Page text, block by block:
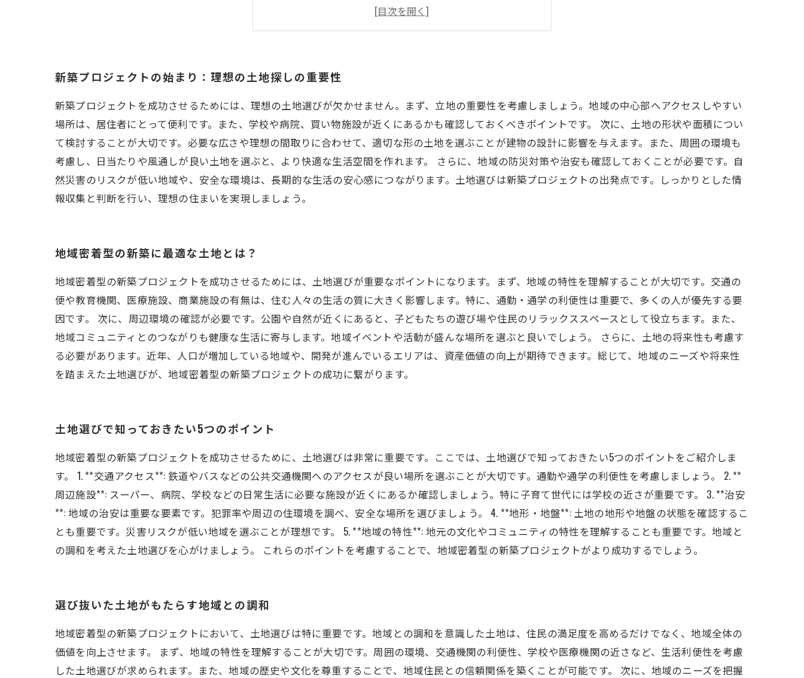
選び抜いた土地がもたらす地域との調和
ベストな土地選びの成功体験を語る
地域密着型新築で広がる未来の可能性
新築プロジェクトの始まり：理想の土地探しの重要性
新築プロジェクトを成功させるためには、理想の土地選びが欠かせません。まず、立地の重要性を考慮しましょう。地域の中心部へアクセスしやすい
場所は、居住者にとって便利です。また、学校や病院、買い物施設が近くにあるかも確認しておくべきポイントです。 次に、土地の形状や面積につい
て検討することが大切です。必要な広さや理想の間取りに合わせて、適切な形の土地を選ぶことが建物の設計に影響を与えます。また、周囲の環境も
考慮し、日当たりや風通しが良い土地を選ぶと、より快適な生活空間を作れます。 さらに、地域の防災対策や治安も確認しておくことが必要です。自
然災害のリスクが低い地域や、安全な環境は、長期的な生活の安心感につながります。土地選びは新築プロジェクトの出発点です。しっかりとした情
報収集と判断を行い、理想の住まいを実現しましょう。
地域密着型の新築に最適な土地とは？
地域密着型の新築プロジェクトを成功させるためには、土地選びが重要なポイントになります。まず、地域の特性を理解することが大切です。交通の
便や教育機関、医療施設、商業施設の有無は、住む人々の生活の質に大きく影響します。特に、通勤・通学の利便性は重要で、多くの人が優先する要
因です。 次に、周辺環境の確認が必要です。公園や自然が近くにあると、子どもたちの遊び場や住民のリラックススペースとして役立ちます。また、
地域コミュニティとのつながりも健康な生活に寄与します。地域イベントや活動が盛んな場所を選ぶと良いでしょう。 さらに、土地の将来性も考慮す
る必要があります。近年、人口が増加している地域や、開発が進んでいるエリアは、資産価値の向上が期待できます。総じて、地域のニーズや将来性
を踏まえた土地選びが、地域密着型の新築プロジェクトの成功に繋がります。
土地選びで知っておきたい5つのポイント
地域密着型の新築プロジェクトを成功させるために、土地選びは非常に重要です。ここでは、土地選びで知っておきたい5つのポイントをご紹介しま
す。 1. **交通アクセス**: 鉄道やバスなどの公共交通機関へのアクセスが良い場所を選ぶことが大切です。通勤や通学の利便性を考慮しましょう。 2. **
周辺施設**: スーパー、病院、学校などの日常生活に必要な施設が近くにあるか確認しましょう。特に子育て世代には学校の近さが重要です。 3. **治安
**: 地域の治安は重要な要素です。犯罪率や周辺の住環境を調べ、安全な場所を選びましょう。 4. **地形・地盤**: 土地の地形や地盤の状態を確認するこ
とも重要です。災害リスクが低い地域を選ぶことが理想です。 5. **地域の特性**: 地元の文化やコミュニティの特性を理解することも重要です。地域と
の調和を考えた土地選びを心がけましょう。 これらのポイントを考慮することで、地域密着型の新築プロジェクトがより成功するでしょう。
選び抜いた土地がもたらす地域との調和
地域密着型の新築プロジェクトにおいて、土地選びは特に重要です。地域との調和を意識した土地は、住民の満足度を高めるだけでなく、地域全体の
価値を向上させます。 まず、地域の特性を理解することが大切です。周囲の環境、交通機関の利便性、学校や医療機関の近さなど、生活利便性を考慮
した土地選びが求められます。また、地域の歴史や文化を尊重することで、地域住民との信頼関係を築くことが可能です。 次に、地域のニーズを把握